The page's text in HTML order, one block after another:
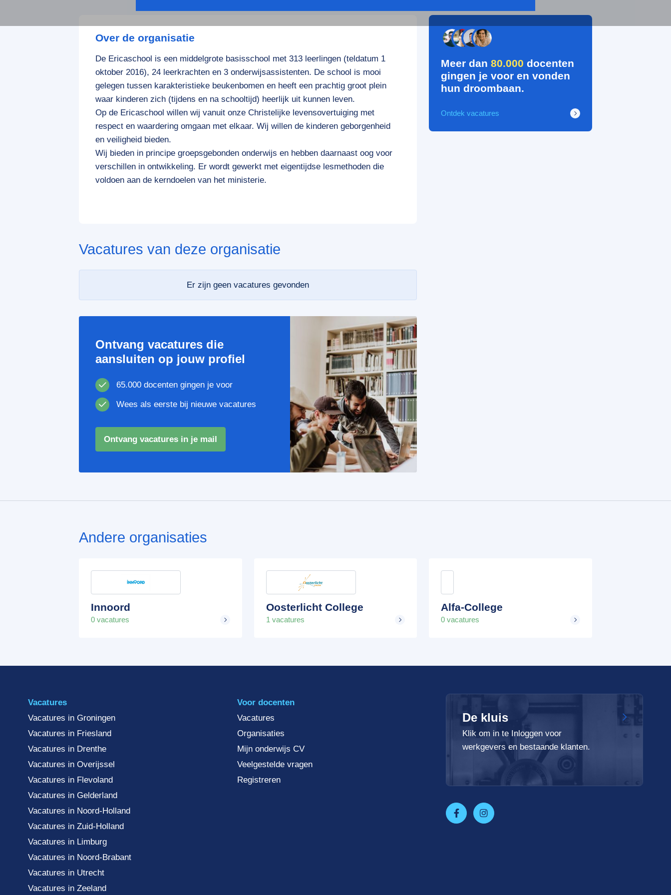
Over de organisatie
De Ericaschool is een middelgrote basisschool met 313 leerlingen (teldatum 1
oktober 2016), 24 leerkrachten en 3 onderwijsassistenten. De school is mooi
gelegen tussen karakteristieke beukenbomen en heeft een prachtig groot plein
waar kinderen zich (tijdens en na schooltijd) heerlijk uit kunnen leven.
Op de Ericaschool willen wij vanuit onze Christelijke levensovertuiging met
respect en waardering omgaan met elkaar. Wij willen de kinderen geborgenheid
en veiligheid bieden.
Wij bieden in principe groepsgebonden onderwijs en hebben daarnaast oog voor
verschillen in ontwikkeling. Er wordt gewerkt met eigentijdse lesmethoden die
voldoen aan de kerndoelen van het ministerie.
Vacatures van deze organisatie
Er zijn geen vacatures gevonden
Ontvang vacatures die
aansluiten op jouw profiel
65.000 docenten gingen je voor
Wees als eerste bij nieuwe vacatures
Ontvang vacatures in je mail
Meer dan80.000 docenten
gingen je voor en vonden
hun droombaan.
Ontdek vacatures
Andere organisaties
Innoord
0 vacatures
Oosterlicht College
1 vacatures
Alfa-College
0 vacatures
Vacatures
Vacatures in Groningen
Vacatures in Friesland
Vacatures in Drenthe
Vacatures in Overijssel
Vacatures in Flevoland
Vacatures in Gelderland
Vacatures in Noord-Holland
Vacatures in Zuid-Holland
Vacatures in Limburg
Vacatures in Noord-Brabant
Vacatures in Utrecht
Vacatures in Zeeland
Voor docenten
Vacatures
Organisaties
Mijn onderwijs CV
Veelgestelde vragen
Registreren
De kluis
Klik om in te Inloggen voor
werkgevers en bestaande klanten.